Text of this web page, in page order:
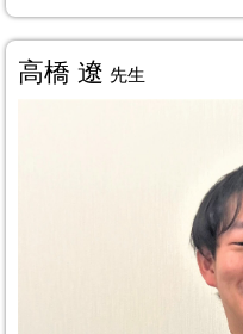
高橋 遼 先生